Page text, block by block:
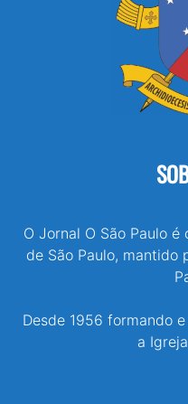
O Jornal O São Paulo
de São Paulo, mantido
Desde 1956 formando
a